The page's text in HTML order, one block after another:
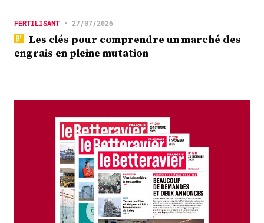
FERTILISANT • 27/07/2026
Les clés pour comprendre un marché des
engrais en pleine mutation